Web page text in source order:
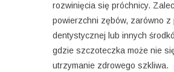
rozwinięcia się próchnicy.
powierzchni zębów, zarówno z
dentystycznej lub innych
gdzie szczoteczka może nie
utrzymanie zdrowego szkliwa.